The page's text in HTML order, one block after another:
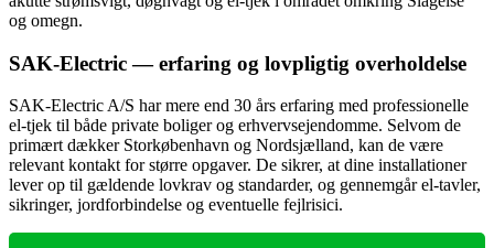
og omegn.
SAK-Electric — erfaring og lovpligtig overholdelse
SAK-Electric A/S har mere end 30 års erfaring med professionelle
el-tjek til både private boliger og erhvervsejendomme. Selvom de
primært dækker Storkøbenhavn og Nordsjælland, kan de være
relevant kontakt for større opgaver. De sikrer, at dine installationer
lever op til gældende lovkrav og standarder, og gennemgår el-tavler,
sikringer, jordforbindelse og eventuelle fejlrisici.